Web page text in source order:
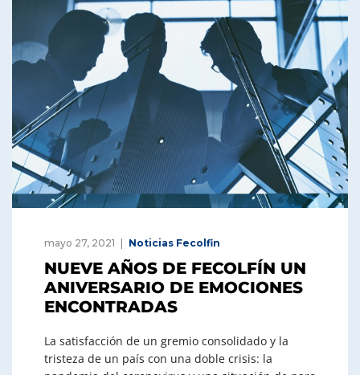
mayo 27, 2021 Noticias Fecolfin
NUEVE AÑOS DE FECOLFÍN UN
ANIVERSARIO DE EMOCIONES
ENCONTRADAS
La satisfacción de un gremio consolidado y la
tristeza de un país con una doble crisis: la